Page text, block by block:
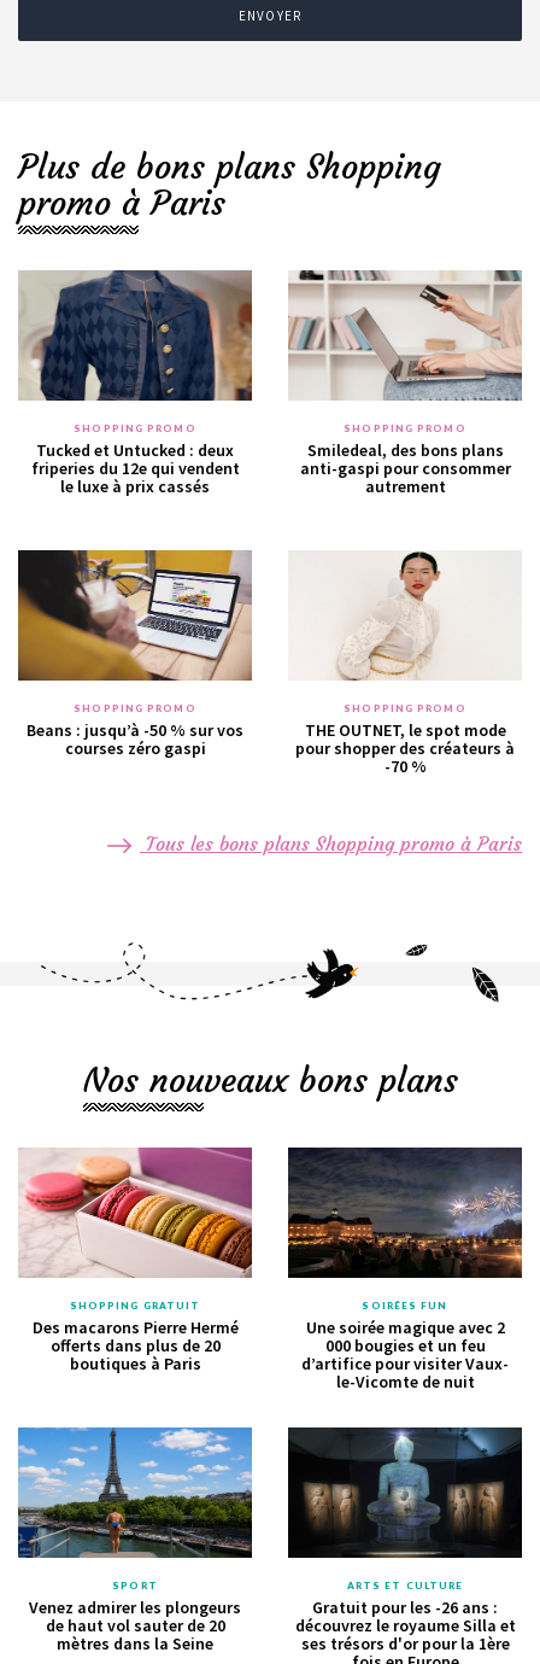
ENVOYER
Plus de bons plans Shopping
promo à Paris
SHOPPING PROMO
Tucked et Untucked : deux
friperies du 12e qui vendent
le luxe à prix cassés
SHOPPING PROMO
Smiledeal, des bons plans
anti-gaspi pour consommer
autrement
SHOPPING PROMO
Beans : jusqu’à -50 % sur vos
courses zéro gaspi
SHOPPING PROMO
THE OUTNET, le spot mode
pour shopper des créateurs à
-70 %
Tous les bons plans Shopping promo à Paris
Nos nouveaux bons plans
SHOPPING GRATUIT
Des macarons Pierre Hermé
offerts dans plus de 20
boutiques à Paris
SOIRÉES FUN
Une soirée magique avec 2
000 bougies et un feu
d’artifice pour visiter Vaux-
le-Vicomte de nuit
SPORT
Venez admirer les plongeurs
de haut vol sauter de 20
mètres dans la Seine
ARTS ET CULTURE
Gratuit pour les -26 ans :
découvrez le royaume Silla et
ses trésors d'or pour la 1ère